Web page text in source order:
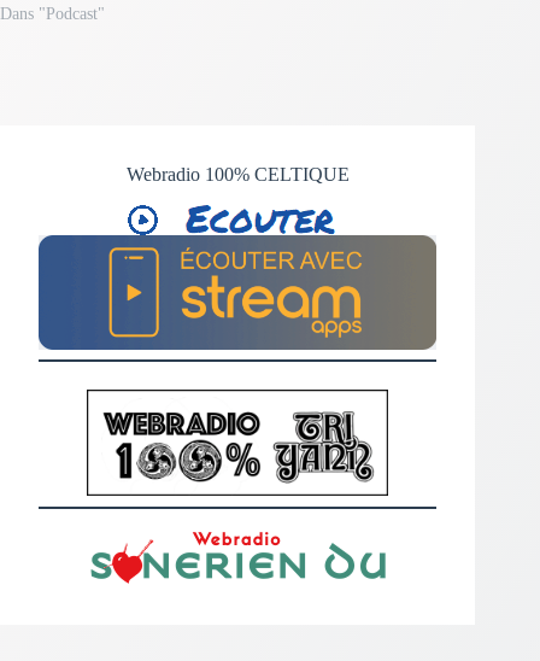
Dans "Podcast"
Webradio 100% CELTIQUE